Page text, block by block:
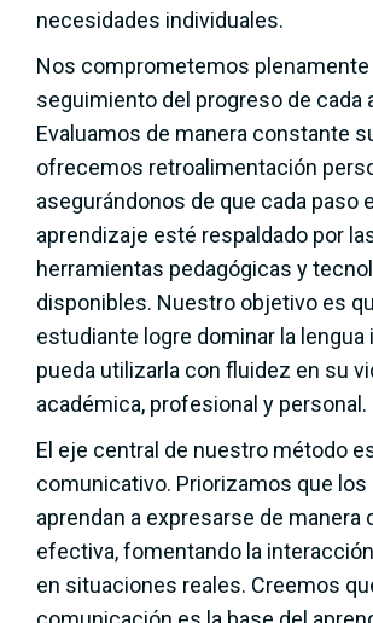
necesidades individuales.
Nos comprometemos plenamente
seguimiento del progreso de cada
Evaluamos de manera constante
ofrecemos retroalimentación
asegurándonos de que cada paso
aprendizaje esté respaldado por
herramientas pedagógicas y
disponibles. Nuestro objetivo es
estudiante logre dominar la lengua
pueda utilizarla con fluidez en su
académica, profesional y personal.
El eje central de nuestro método
comunicativo. Priorizamos que los
aprendan a expresarse de manera
efectiva, fomentando la
en situaciones reales. Creemos